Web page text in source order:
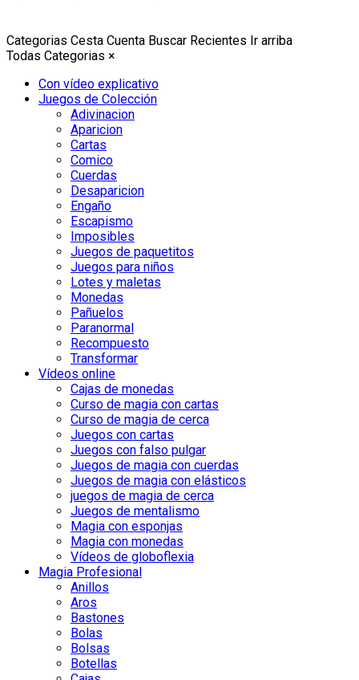
Categorias Cesta Cuenta Buscar Recientes Ir arriba
Todas Categorias ×
Con vídeo explicativo
Juegos de Colección
Adivinacion
Aparicion
Cartas
Comico
Cuerdas
Desaparicion
Engaño
Escapismo
Imposibles
Juegos de paquetitos
Juegos para niños
Lotes y maletas
Monedas
Pañuelos
Paranormal
Recompuesto
Transformar
Vídeos online
Cajas de monedas
Curso de magia con cartas
Curso de magia de cerca
Juegos con cartas
Juegos con falso pulgar
Juegos de magia con cuerdas
Juegos de magia con elásticos
juegos de magia de cerca
Juegos de mentalismo
Magia con esponjas
Magia con monedas
Vídeos de globoflexia
Magia Profesional
Anillos
Aros
Bastones
Bolas
Bolsas
Botellas